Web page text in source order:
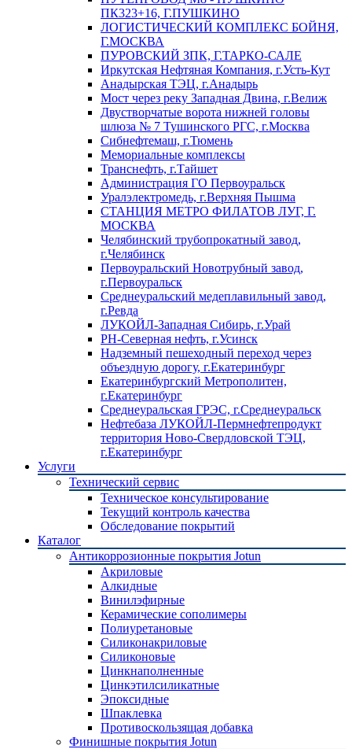
ПК323+16, Г.ПУШКИНО
ЛОГИСТИЧЕСКИЙ КОМПЛЕКС БОЙНЯ,
Г.МОСКВА
ПУРОВСКИЙ ЗПК, Г.ТАРКО-САЛЕ
Иркутская Нефтяная Компания, г.Усть-Кут
Анадырская ТЭЦ, г.Анадырь
Мост через реку Западная Двина, г.Велиж
Двустворчатые ворота нижней головы
шлюза № 7 Тушинского РГС, г.Москва
Сибнефтемаш, г.Тюмень
Мемориальные комплексы
Транснефть, г.Тайшет
Администрация ГО Первоуральск
Уралэлектромедь, г.Верхняя Пышма
СТАНЦИЯ МЕТРО ФИЛАТОВ ЛУГ, Г.
МОСКВА
Челябинский трубопрокатный завод,
г.Челябинск
Первоуральский Новотрубный завод,
г.Первоуральск
Среднеуральский медеплавильный завод,
г.Ревда
ЛУКОЙЛ-Западная Сибирь, г.Урай
РН-Северная нефть, г.Усинск
Надземный пешеходный переход через
объездную дорогу, г.Екатеринбург
Екатеринбургский Метрополитен,
г.Екатеринбург
Среднеуральская ГРЭС, г.Среднеуральск
Нефтебаза ЛУКОЙЛ-Пермнефтепродукт
территория Ново-Свердловской ТЭЦ,
г.Екатеринбург
Услуги
Технический сервис
Техническое консультирование
Текущий контроль качества
Обследование покрытий
Каталог
Антикоррозионные покрытия Jotun
Акриловые
Алкидные
Винилэфирные
Керамические сополимеры
Полиуретановые
Силиконакриловые
Силиконовые
Цинкнаполненные
Цинкэтилсиликатные
Эпоксидные
Шпаклевка
Противоскользящая добавка
Финишные покрытия Jotun